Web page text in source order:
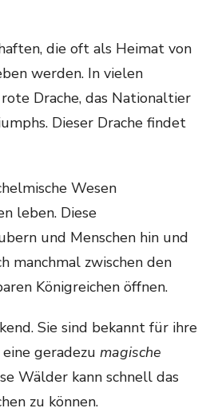
die oft als Heimat von
werden. In vielen
Drache, das Nationaltier
Dieser Drache findet
Wesen
leben. Diese
und Menschen hin und
manchmal zwischen den
Königreichen öffnen.
Sie sind bekannt für ihre
geradezu magische
Wälder kann schnell das
zu können.